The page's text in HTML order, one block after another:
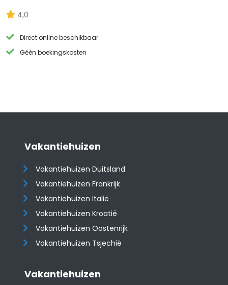
4,0
Direct online beschikbaar
Géén boekingskosten
Vakantiehuizen
Vakantiehuizen Duitsland
Vakantiehuizen Frankrijk
Vakantiehuizen Italië
Vakantiehuizen Kroatië
​​​​​​​Vakantiehuizen Oostenrijk
Vakantiehuizen Tsjechië
Vakantiehuizen